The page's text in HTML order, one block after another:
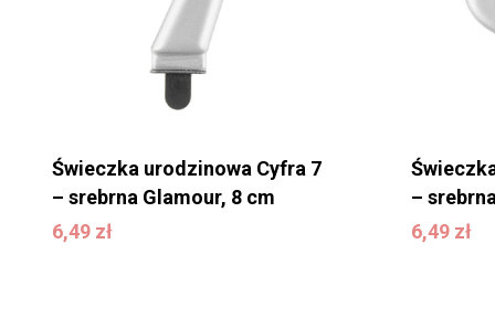
Świeczka urodzinowa Cyfra 7
– srebrna Glamour, 8 cm
6,49 zł
6,49zł
–
6,49 zł
6,49zł